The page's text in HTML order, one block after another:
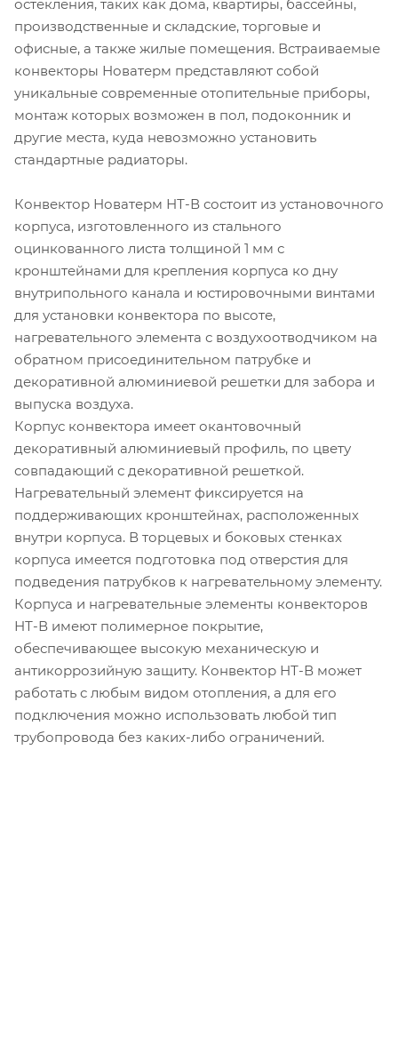
остекления, таких как дома, квартиры, бассейны,
производственные и складские, торговые и
офисные, а также жилые помещения. Встраиваемые
конвекторы Новатерм представляют собой
уникальные современные отопительные приборы,
монтаж которых возможен в пол, подоконник и
другие места, куда невозможно установить
стандартные радиаторы.
Конвектор Новатерм НТ-В состоит из установочного
корпуса, изготовленного из стального
оцинкованного листа толщиной 1 мм с
кронштейнами для крепления корпуса ко дну
внутрипольного канала и юстировочными винтами
для установки конвектора по высоте,
нагревательного элемента с воздухоотводчиком на
обратном присоединительном патрубке и
декоративной алюминиевой решетки для забора и
выпуска воздуха.
Корпус конвектора имеет окантовочный
декоративный алюминиевый профиль, по цвету
совпадающий с декоративной решеткой.
Нагревательный элемент фиксируется на
поддерживающих кронштейнах, расположенных
внутри корпуса. В торцевых и боковых стенках
корпуса имеется подготовка под отверстия для
подведения патрубков к нагревательному элементу.
Корпуса и нагревательные элементы конвекторов
НТ-В имеют полимерное покрытие,
обеспечивающее высокую механическую и
антикоррозийную защиту. Конвектор НТ-В может
работать с любым видом отопления, а для его
подключения можно использовать любой тип
трубопровода без каких-либо ограничений.